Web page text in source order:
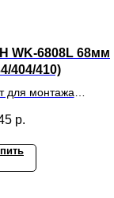
WK-6808L 68мм
404/410)
для монтажа
р.